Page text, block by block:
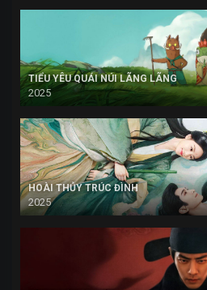
TIỂU YÊU QUÁI NÚI LÃNG LÃNG
2025
HOÀI THỦY TRÚC ĐÌNH
2025